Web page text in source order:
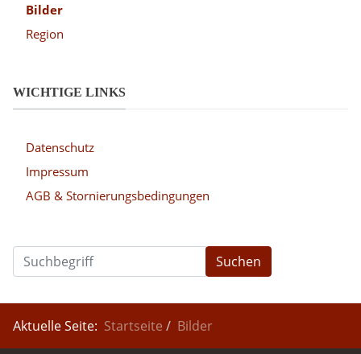
Bilder
Region
WICHTIGE LINKS
Datenschutz
Impressum
AGB & Stornierungsbedingungen
Suchen
Aktuelle Seite: Startseite Bilder